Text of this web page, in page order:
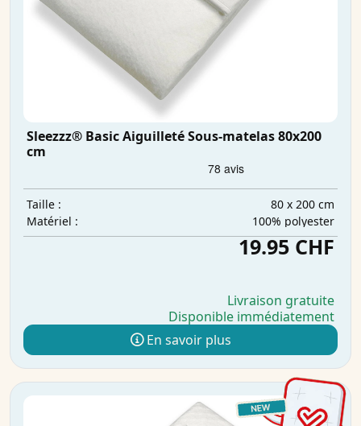
Sleezzz® Basic Aiguilleté Sous-matelas 80x200
cm
Taille :
80 x 200 cm
Matériel :
100% polyester
19.95 CHF
Livraison gratuite
Disponible immédiatement
En savoir plus